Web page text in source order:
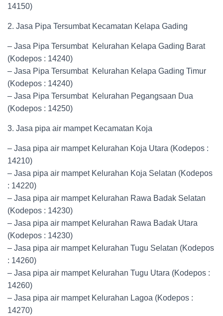
14150)
2. Jasa Pipa Tersumbat Kecamatan Kelapa Gading
– Jasa Pipa Tersumbat Kelurahan Kelapa Gading Barat
(Kodepos : 14240)
– Jasa Pipa Tersumbat Kelurahan Kelapa Gading Timur
(Kodepos : 14240)
– Jasa Pipa Tersumbat Kelurahan Pegangsaan Dua
(Kodepos : 14250)
3. Jasa pipa air mampet Kecamatan Koja
– Jasa pipa air mampet Kelurahan Koja Utara (Kodepos :
14210)
– Jasa pipa air mampet Kelurahan Koja Selatan (Kodepos
: 14220)
– Jasa pipa air mampet Kelurahan Rawa Badak Selatan
(Kodepos : 14230)
– Jasa pipa air mampet Kelurahan Rawa Badak Utara
(Kodepos : 14230)
– Jasa pipa air mampet Kelurahan Tugu Selatan (Kodepos
: 14260)
– Jasa pipa air mampet Kelurahan Tugu Utara (Kodepos :
14260)
– Jasa pipa air mampet Kelurahan Lagoa (Kodepos :
14270)